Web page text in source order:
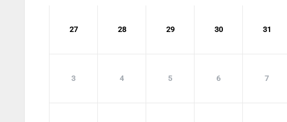
27 28 29 30 31
3 4 5 6 7